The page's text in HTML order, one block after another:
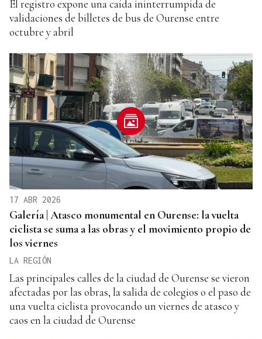
El registro expone una caída ininterrumpida de
validaciones de billetes de bus de Ourense entre
octubre y abril
17 ABR 2026
Galería | Atasco monumental en Ourense: la vuelta
ciclista se suma a las obras y el movimiento propio de
los viernes
LA REGIÓN
Las principales calles de la ciudad de Ourense se vieron
afectadas por las obras, la salida de colegios o el paso de
una vuelta ciclista provocando un viernes de atasco y
caos en la ciudad de Ourense